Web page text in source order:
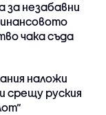
за незабавни
чака съда
наложи
срещу руския